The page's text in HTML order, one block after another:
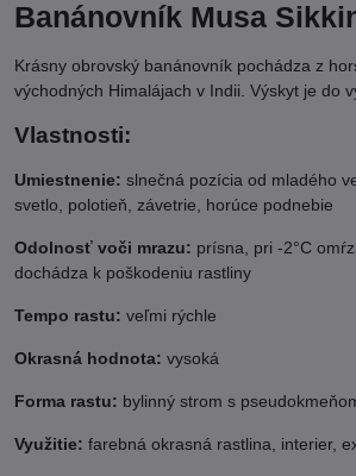
Banánovník Musa
Krásny obrovský banánovník pochádza z
východných Himalájach v Indii. Výskyt je do
Vlastnosti:
Umiestnenie: slnečná pozícia od mladého
svetlo, polotieň, závetrie, horúce podnebie
Odolnosť voči mrazu: prísna, pri -2°C
dochádza k poškodeniu rastliny
Tempo rastu: veľmi rýchle
Okrasná hodnota: vysoká
Forma rastu: bylinný strom s
Využitie: farebná okrasná rastlina, interier,